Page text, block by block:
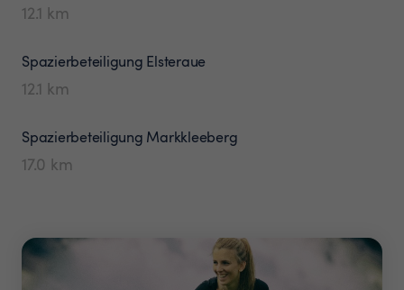
12.1 km
Spazierbeteiligung Elsteraue
12.1 km
Spazierbeteiligung Markkleeberg
17.0 km